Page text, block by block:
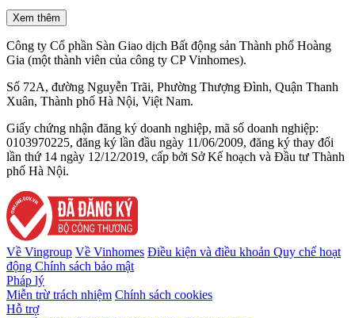
Xem thêm
Công ty Cổ phần Sàn Giao dịch Bất động sản Thành phố Hoàng
Gia (một thành viên của công ty CP Vinhomes).
Số 72A, đường Nguyễn Trãi, Phường Thượng Đình, Quận Thanh
Xuân, Thành phố Hà Nội, Việt Nam.
Giấy chứng nhận đăng ký doanh nghiệp, mã số doanh nghiệp:
0103970225, đăng ký lần đầu ngày 11/06/2009, đăng ký thay đổi
lần thứ 14 ngày 12/12/2019, cấp bởi Sở Kế hoạch và Đầu tư Thành
phố Hà Nội.
Về Vingroup Về Vinhomes Điều kiện và điều khoản Quy chế hoạt
động Chính sách bảo mật
Pháp lý
Miễn trừ trách nhiệm Chính sách cookies
Hỗ trợ